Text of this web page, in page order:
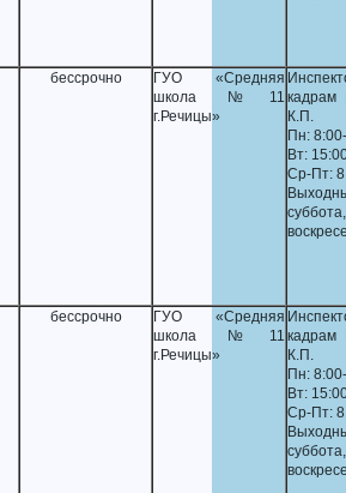
бессрочно
ГУО «Средняя
школа №11
г.Речицы»
кадрам
К.П.
Пн:
Вт:
Ср-Пт:
суббота,
бессрочно
ГУО «Средняя
школа №11
г.Речицы»
кадрам
К.П.
Пн:
Вт:
Ср-Пт:
суббота,